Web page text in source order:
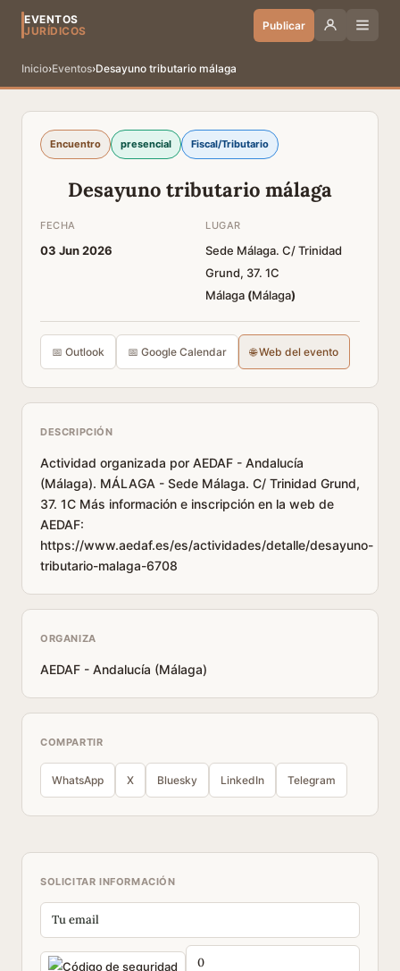
EVENTOS
JURÍDICOS
Publicar
Inicio›Eventos›Desayuno tributario málaga
Encuentro presencial Fiscal/Tributario
Desayuno tributario málaga
FECHA
03 Jun 2026
LUGAR
Sede Málaga. C/ Trinidad
Grund, 37. 1C
Málaga (Málaga)
📅 Outlook 📅 Google Calendar 🌐 Web del evento
DESCRIPCIÓN
Actividad organizada por AEDAF - Andalucía
(Málaga). MÁLAGA - Sede Málaga. C/ Trinidad Grund,
37. 1C Más información e inscripción en la web de
AEDAF:
https://www.aedaf.es/es/actividades/detalle/desayuno-
tributario-malaga-6708
ORGANIZA
AEDAF - Andalucía (Málaga)
COMPARTIR
WhatsApp X Bluesky LinkedIn Telegram
SOLICITAR INFORMACIÓN